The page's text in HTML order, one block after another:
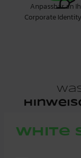
Anpassbar an
Corporate
White